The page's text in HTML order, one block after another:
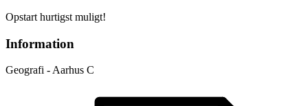
Opstart hurtigst muligt!
Information
Geografi - Aarhus C